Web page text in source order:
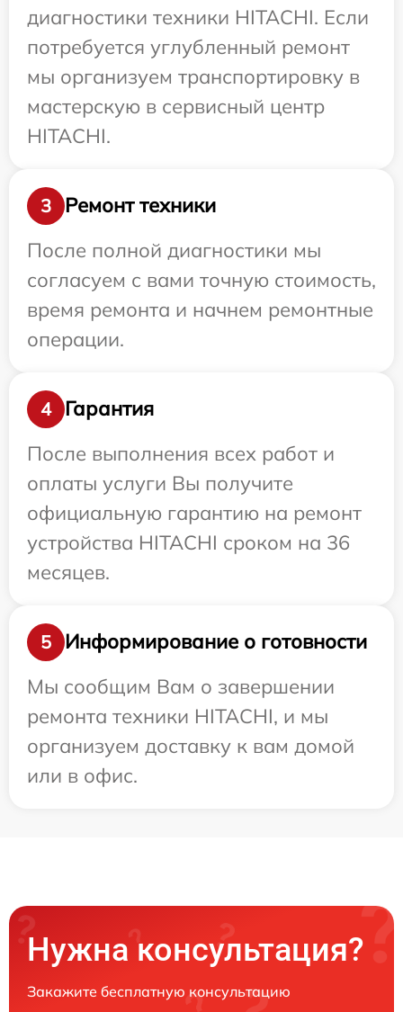
диагностики техники HITACHI. Если
потребуется углубленный ремонт
мы организуем транспортировку в
мастерскую в сервисный центр
HITACHI.
3
Ремонт техники
После полной диагностики мы
согласуем с вами точную стоимость,
время ремонта и начнем ремонтные
операции.
4
Гарантия
После выполнения всех работ и
оплаты услуги Вы получите
официальную гарантию на ремонт
устройства HITACHI сроком на 36
месяцев.
5
Информирование о готовности
Мы сообщим Вам о завершении
ремонта техники HITACHI, и мы
организуем доставку к вам домой
или в офис.
Нужна консультация?
Закажите бесплатную консультацию